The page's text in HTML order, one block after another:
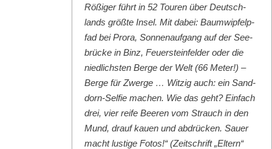
Rößiger führt in 52 Touren über Deutsch­
lands größte Insel. Mit dabei: Baumwipfelp­
fad bei Pro­ra, Son­nenauf­gang auf der See­
brücke in Binz, Feuer­ste­in­felder oder die
niedlich­sten Berge der Welt (66 Meter!) –
Berge für Zwerge … Witzig auch: ein Sand­
dorn-Self­ie machen. Wie das geht? Ein­fach
drei, vier reife Beeren vom Strauch in den
Mund, drauf kauen und abdrück­en. Sauer
macht lustige Fotos!“ (Zeitschrift „Eltern“